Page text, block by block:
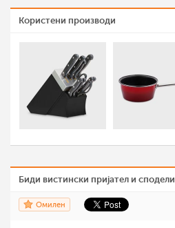
Користени производи
Биди вистински пријател и сподели
Омилен